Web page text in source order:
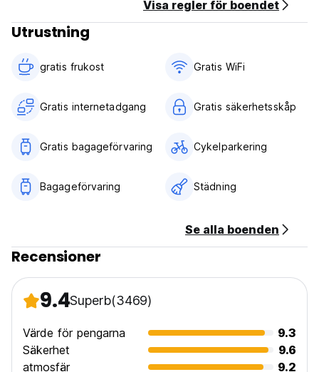
Visa regler för boendet
Utrustning
gratis frukost‎ Gratis WiFi
Gratis internetadgang Gratis säkerhetsskåp
Gratis bagageförvaring Cykelparkering
Bagageförvaring Städning
Se alla boenden
Recensioner
9.4Superb(3469)
Värde för pengarna
9.3
Säkerhet
9.6
atmosfär
9.2